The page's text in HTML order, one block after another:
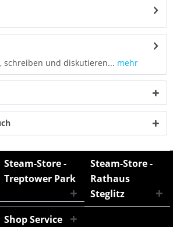
schreiben und diskutieren... mehr
Steam-Store -
Treptower Park
Steam-Store -
Rathaus
Steglitz
Shop Service